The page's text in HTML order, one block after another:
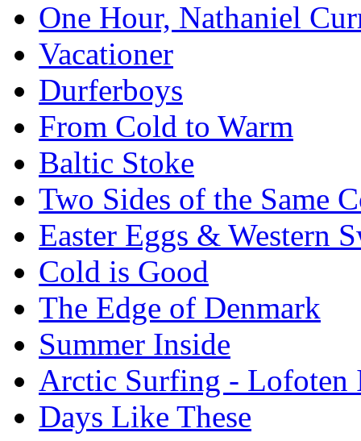
One Hour, Nathaniel
Vacationer
Durferboys
From Cold to Warm
Baltic Stoke
Two Sides of the Same
Easter Eggs & Western
Cold is Good
The Edge of Denmark
Summer Inside
Arctic Surfing - Lofoten
Days Like These